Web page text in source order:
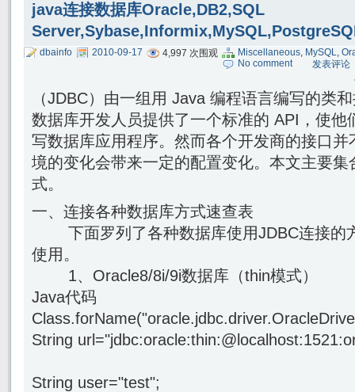
java连接数据库Oracle,DB2,SQL
dbainfo 2010-09-17 4,997 次围观 Miscellaneous, MySQL,
No comment
发表评论
（JDBC）由一组用 Java 编程语言编写的类
数据库开发人员提供了一个标准的 API，使他
写数据库应用程序。然而各个开发商的接口
境的变化会带来一定的配置变化。本文主要
式。
一、连接各种数据库方式速查表
下面罗列了各种数据库使用JDBC连接的
使用。
1、Oracle8/8i/9i数据库（thin模式）
Java代码
String
String user="test";